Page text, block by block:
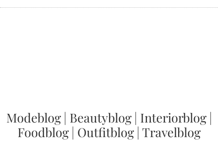
Modeblog| Beautyblog| Interiorblog|
Foodblog| Outfitblog| Travelblog